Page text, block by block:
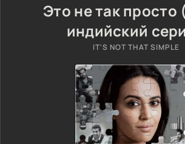
Это не так просто
индийский
IT'S NOT THAT SIMPLE